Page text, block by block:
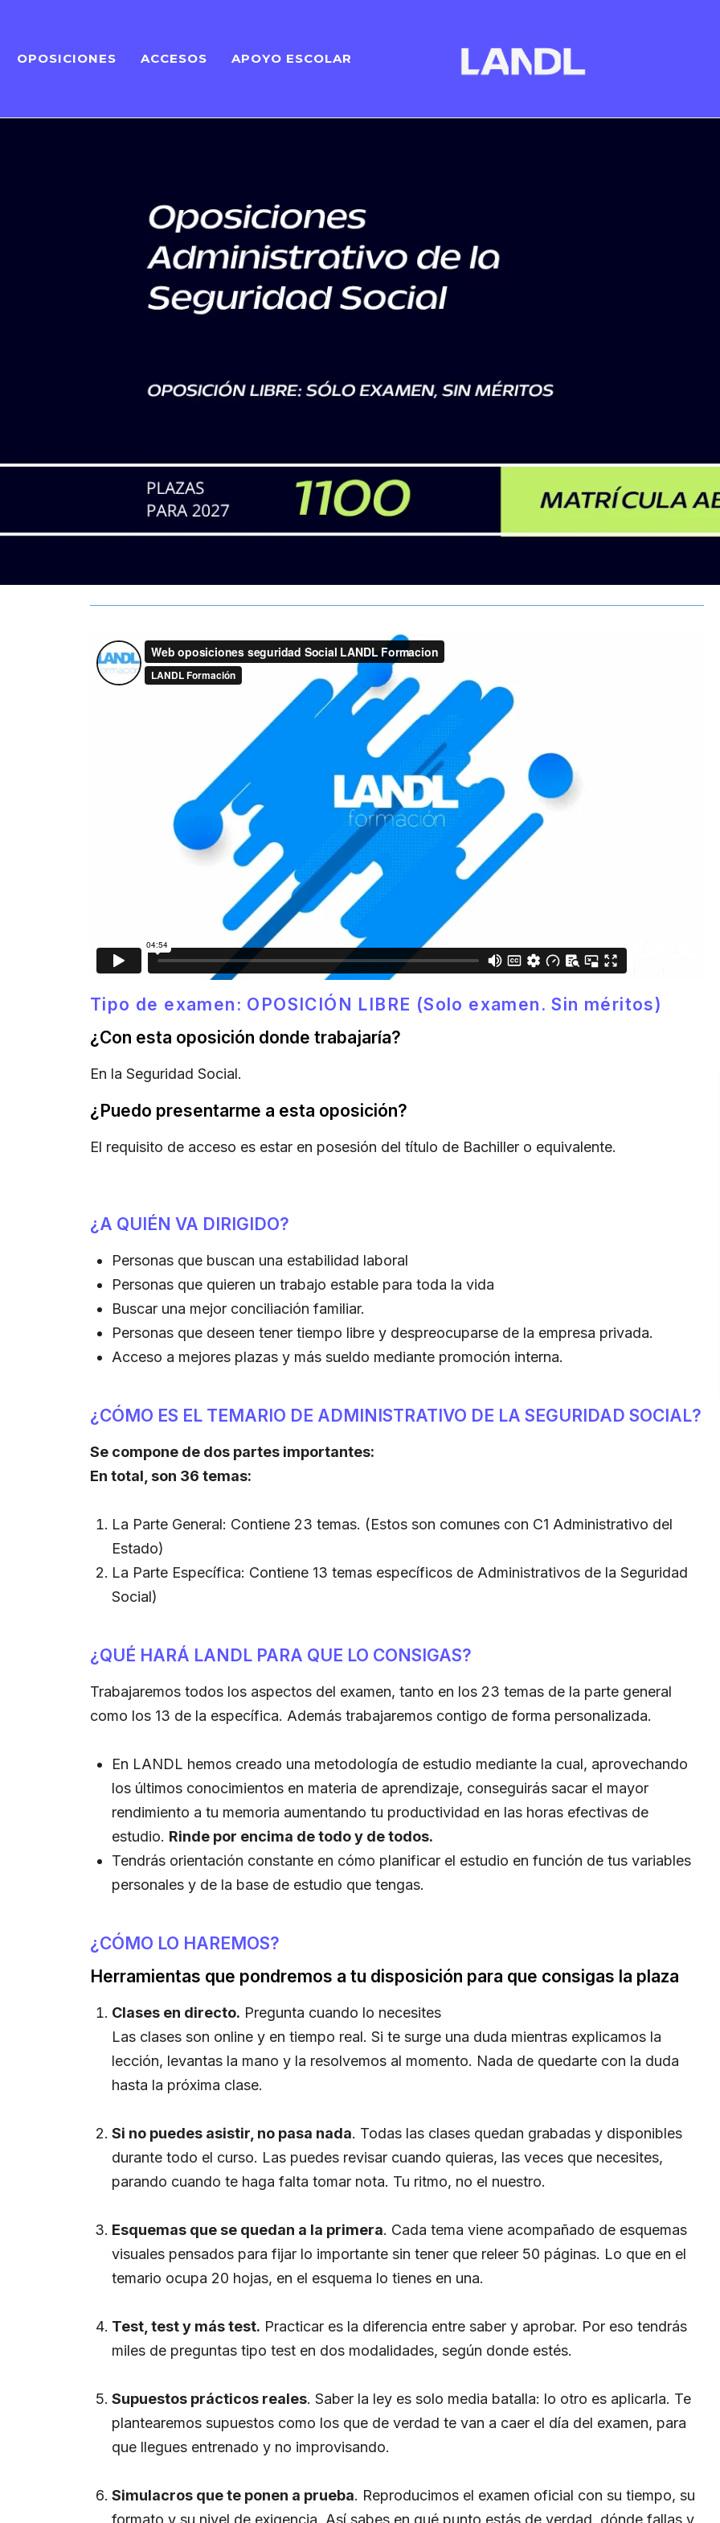
OPOSICIONES ACCESOS APOYO ESCOLAR
Tipo de examen: OPOSICIÓN LIBRE (Solo examen. Sin méritos)
¿Con esta oposición donde trabajaría?
En la Seguridad Social.
¿Puedo presentarme a esta oposición?
El requisito de acceso es estar en posesión del título de Bachiller o equivalente.
¿A QUIÉN VA DIRIGIDO?
Personas que buscan una estabilidad laboral
Personas que quieren un trabajo estable para toda la vida
Buscar una mejor conciliación familiar.
Personas que deseen tener tiempo libre y despreocuparse de la empresa privada.
Acceso a mejores plazas y más sueldo mediante promoción interna.
¿CÓMO ES EL TEMARIO DE ADMINISTRATIVO DE LA SEGURIDAD SOCIAL?
Se compone de dos partes importantes:
En total, son 36 temas:
La Parte General: Contiene 23 temas. (Estos son comunes con C1 Administrativo del
Estado)
La Parte Específica: Contiene 13 temas específicos de Administrativos de la Seguridad
Social)
¿QUÉ HARÁ LANDL PARA QUE LO CONSIGAS?
Trabajaremos todos los aspectos del examen, tanto en los 23 temas de la parte general
como los 13 de la específica. Además trabajaremos contigo de forma personalizada.
En LANDL hemos creado una metodología de estudio mediante la cual, aprovechando
los últimos conocimientos en materia de aprendizaje, conseguirás sacar el mayor
rendimiento a tu memoria aumentando tu productividad en las horas efectivas de
estudio. Rinde por encima de todo y de todos.
Tendrás orientación constante en cómo planificar el estudio en función de tus variables
personales y de la base de estudio que tengas.
¿CÓMO LO HAREMOS?
Herramientas que pondremos a tu disposición para que consigas la plaza
Clases en directo. Pregunta cuando lo necesites
Las clases son online y en tiempo real. Si te surge una duda mientras explicamos la
lección, levantas la mano y la resolvemos al momento. Nada de quedarte con la duda
hasta la próxima clase.
Si no puedes asistir, no pasa nada. Todas las clases quedan grabadas y disponibles
durante todo el curso. Las puedes revisar cuando quieras, las veces que necesites,
parando cuando te haga falta tomar nota. Tu ritmo, no el nuestro.
Esquemas que se quedan a la primera. Cada tema viene acompañado de esquemas
visuales pensados para fijar lo importante sin tener que releer 50 páginas. Lo que en el
temario ocupa 20 hojas, en el esquema lo tienes en una.
Test, test y más test. Practicar es la diferencia entre saber y aprobar. Por eso tendrás
miles de preguntas tipo test en dos modalidades, según donde estés.
Supuestos prácticos reales. Saber la ley es solo media batalla: lo otro es aplicarla. Te
plantearemos supuestos como los que de verdad te van a caer el día del examen, para
que llegues entrenado y no improvisando.
Simulacros que te ponen a prueba. Reproducimos el examen oficial con su tiempo, su
formato y su nivel de exigencia. Así sabes en qué punto estás de verdad, dónde fallas y